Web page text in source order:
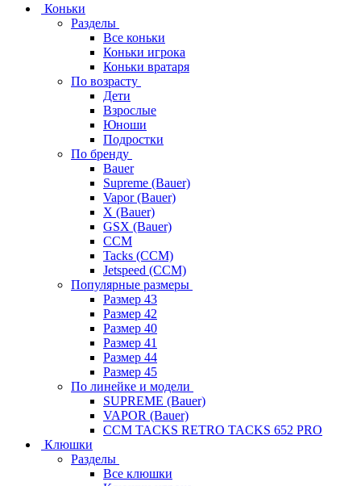
Коньки
Разделы
Все коньки
Коньки игрока
Коньки вратаря
По возрасту
Дети
Взрослые
Юноши
Подростки
По бренду
Bauer
Supreme (Bauer)
Vapor (Bauer)
X (Bauer)
GSX (Bauer)
CCM
Tacks (CCM)
Jetspeed (CCM)
Популярные размеры
Размер 43
Размер 42
Размер 40
Размер 41
Размер 44
Размер 45
По линейке и модели
SUPREME (Bauer)
VAPOR (Bauer)
CCM TACKS RETRO TACKS 652 PRO
Клюшки
Разделы
Все клюшки